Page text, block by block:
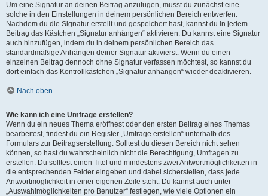
Um eine Signatur an deinen Beitrag anzufügen, musst du zunächst eine
solche in den Einstellungen in deinem persönlichen Bereich entwerfen.
Nachdem du die Signatur erstellt und gespeichert hast, kannst du in jedem
Beitrag das Kästchen „Signatur anhängen“ aktivieren. Du kannst eine Signatur
auch hinzufügen, indem du in deinem persönlichen Bereich das
standardmäßige Anhängen deiner Signatur aktivierst. Wenn du einen
einzelnen Beitrag dennoch ohne Signatur verfassen möchtest, so kannst du
dort einfach das Kontrollkästchen „Signatur anhängen“ wieder deaktivieren.
Nach oben
Wie kann ich eine Umfrage erstellen?
Wenn du ein neues Thema eröffnest oder den ersten Beitrag eines Themas
bearbeitest, findest du ein Register „Umfrage erstellen“ unterhalb des
Formulars zur Beitragserstellung. Solltest du diesen Bereich nicht sehen
können, so hast du wahrscheinlich nicht die Berechtigung, Umfragen zu
erstellen. Du solltest einen Titel und mindestens zwei Antwortmöglichkeiten in
die entsprechenden Felder eingeben und dabei sicherstellen, dass jede
Antwortmöglichkeit in einer eigenen Zeile steht. Du kannst auch unter
„Auswahlmöglichkeiten pro Benutzer“ festlegen, wie viele Optionen ein